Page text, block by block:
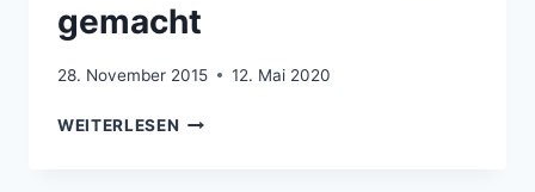
gemacht
28. November 2015 12. Mai 2020
WEITERLESEN DIY